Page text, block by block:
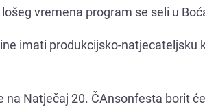
vremena program se seli u
imati produkcijsko-natjecateljsku
na Natječaj 20. ČAnsonfesta borit